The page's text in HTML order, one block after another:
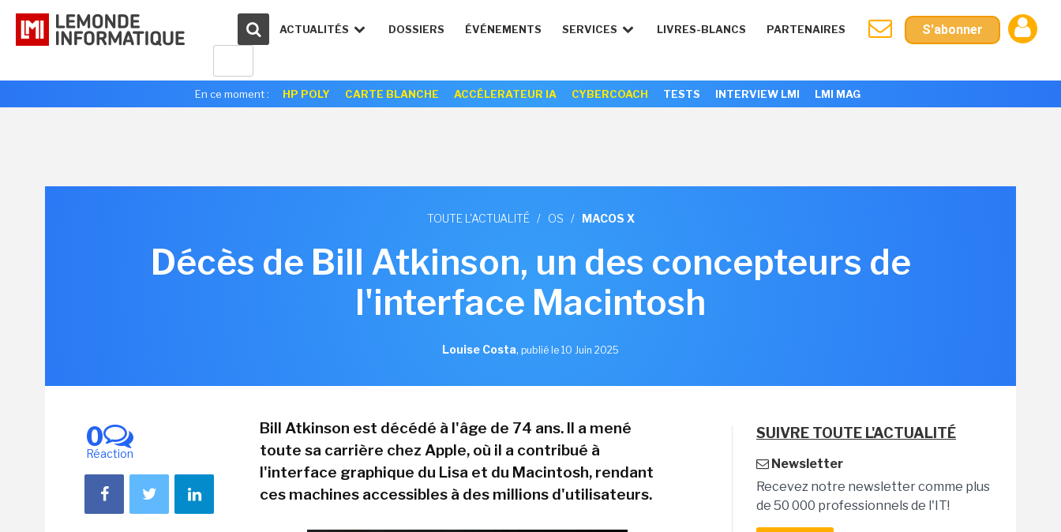
ACTUALITÉS DOSSIERS ÉVÉNEMENTS SERVICES LIVRES-BLANCS PARTENAIRES S'abonner
En ce moment : HP POLY CARTE BLANCHE ACCÉLERATEUR IA CYBERCOACH TESTS INTERVIEW LMI LMI MAG
TOUTE L'ACTUALITÉ / OS / MACOS X
Décès de Bill Atkinson, un des concepteurs de
l'interface Macintosh
Louise Costa, publié le 10 Juin 2025
0
Réaction
Bill Atkinson est décédé à l'âge de 74 ans. Il a mené
toute sa carrière chez Apple, où il a contribué à
l'interface graphique du Lisa et du Macintosh, rendant
ces machines accessibles à des millions d'utilisateurs.
SUIVRE TOUTE L'ACTUALITÉ
Newsletter
Recevez notre newsletter comme plus
de 50 000 professionnels de l'IT!